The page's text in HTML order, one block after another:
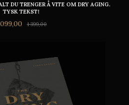
DU TRENGER Å VITE OM DRY AGING.
TYSK TEKST!
1 399,00Rabatt